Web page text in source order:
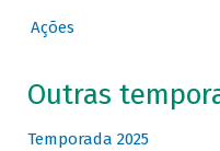
Ações
Outras
Temporada 2025